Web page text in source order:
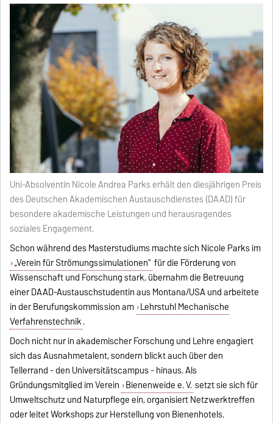
Uni-Absolventin Nicole Andrea Parks erhält den diesjährigen Preis
des Deutschen Akademischen Austauschdienstes (DAAD) für
besondere akademische Leistungen und herausragendes
soziales Engagement.
Schon während des Masterstudiums machte sich Nicole Parks im
„Verein für Strömungssimulationen“ für die Förderung von
Wissenschaft und Forschung stark, übernahm die Betreuung
einer DAAD-Austauschstudentin aus Montana/USA und arbeitete
in der Berufungskommission am Lehrstuhl Mechanische
Verfahrenstechnik.
Doch nicht nur in akademischer Forschung und Lehre engagiert
sich das Ausnahmetalent, sondern blickt auch über den
Tellerrand - den Universitätscampus - hinaus. Als
Gründungsmitglied im Verein Bienenweide e. V. setzt sie sich für
Umweltschutz und Naturpflege ein, organisiert Netzwerktreffen
oder leitet Workshops zur Herstellung von Bienenhotels.